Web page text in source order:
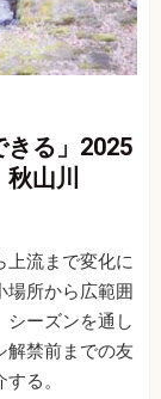
きる」2025
山川
上流まで変化に
場所から広範囲
シーズンを通し
解禁前までの友
る。